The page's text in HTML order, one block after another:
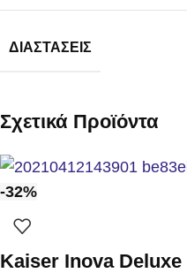
ΔΙΑΣΤΆΣΕΙΣ
Σχετικά Προϊόντα
-32%
Kaiser Inova Deluxe